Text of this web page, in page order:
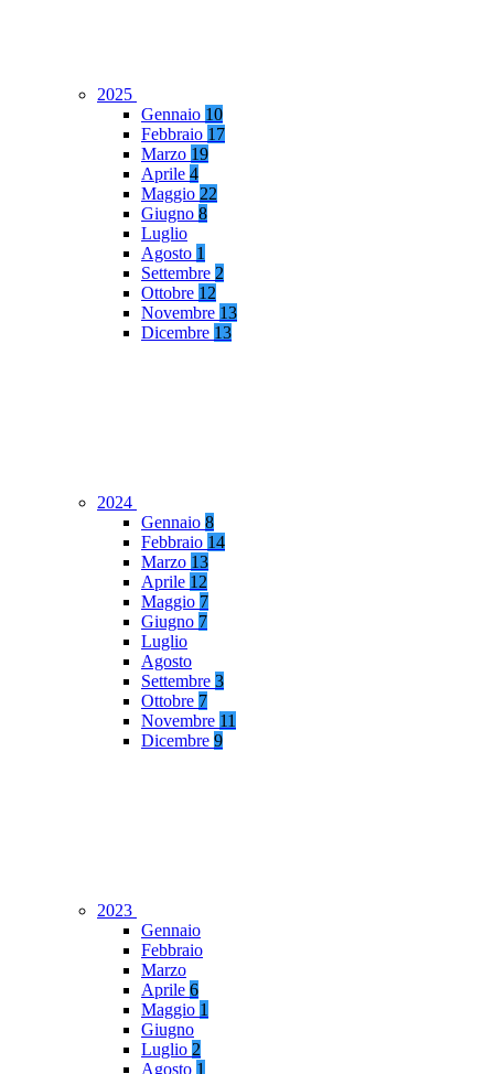
2025
Gennaio 10
Febbraio 17
Marzo 19
Aprile 4
Maggio 22
Giugno 8
Luglio
Agosto 1
Settembre 2
Ottobre 12
Novembre 13
Dicembre 13
2024
Gennaio 8
Febbraio 14
Marzo 13
Aprile 12
Maggio 7
Giugno 7
Luglio
Agosto
Settembre 3
Ottobre 7
Novembre 11
Dicembre 9
2023
Gennaio
Febbraio
Marzo
Aprile 6
Maggio 1
Giugno
Luglio 2
Agosto 1